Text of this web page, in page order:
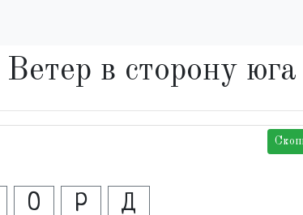
Ветер в сторону юга
О Р Д